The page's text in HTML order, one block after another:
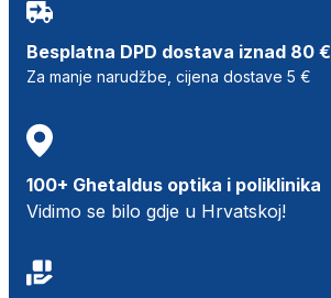
Besplatna DPD dostava iznad 80 €
Za manje narudžbe, cijena dostave 5 €
100+ Ghetaldus optika i poliklinika
Vidimo se bilo gdje u Hrvatskoj!